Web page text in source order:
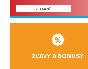
ZĽAVY A BONUSY